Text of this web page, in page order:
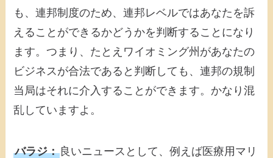
も、連邦制度のため、連邦レベルではあなたを訴
えることができるかどうかを判断することになり
ます。つまり、たとえワイオミング州があなたの
ビジネスが合法であると判断しても、連邦の規制
当局はそれに介入することができます。かなり混
乱していますよ。
バラジ： 良いニュースとして、例えば医療用マリ